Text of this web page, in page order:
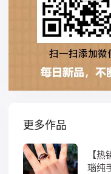
更多作品
【
瑙纯